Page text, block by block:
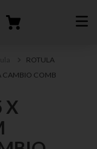
ROTULA
CAMBIO COMB
X